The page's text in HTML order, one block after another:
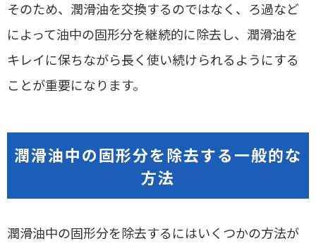
そのため、潤滑油を交換するのではなく、ろ過など
によって油中の固形分を継続的に除去し、潤滑油を
キレイに保ちながら長く使い続けられるようにする
ことが重要になります。
潤滑油中の固形分を除去する一般的な
方法
潤滑油中の固形分を除去するにはいくつかの方法が